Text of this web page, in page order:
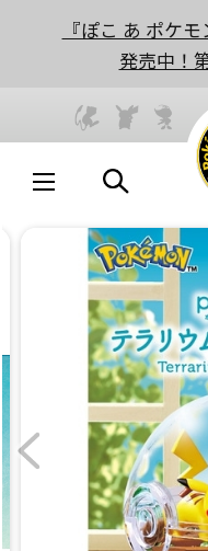
『ぽこ あ ポケ
発売中！